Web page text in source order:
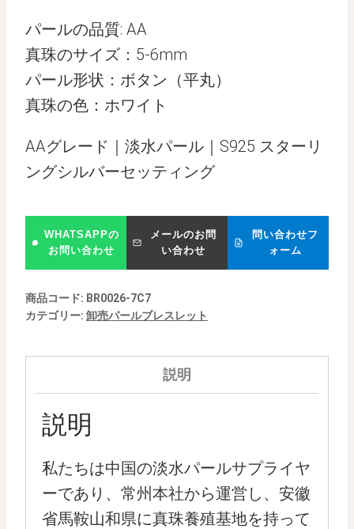
パールの品質: AA
真珠のサイズ：5-6mm
パール形状：ボタン（平丸）
真珠の色：ホワイト
AAグレード｜淡水パール｜S925 スターリ
ングシルバーセッティング
WHATSAPPの
お問い合わせ
メールのお問
い合わせ
問い合わせフ
ォーム
商品コード: BR0026-7C7
カテゴリー: 卸売パールブレスレット
説明
説明
私たちは中国の淡水パールサプライヤ
ーであり、常州本社から運営し、安徽
省馬鞍山和県に真珠養殖基地を持って